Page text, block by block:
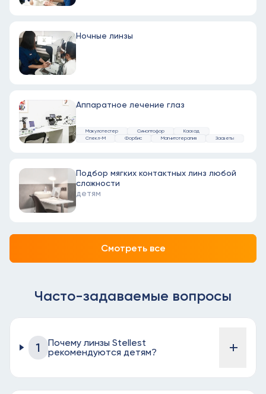
Ночные линзы
Аппаратное лечение глаз
Макулотестер Синоптофор
Каскад
Спекл-М
Форбис Магнитотерапия Засветы
Подбор мягких контактных линз любой
сложности
детям
Смотреть все
Часто-задаваемые вопросы
1
Почему линзы Stellest
рекомендуются детям?
+